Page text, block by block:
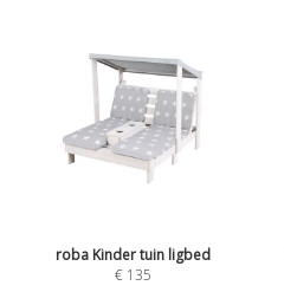
roba Kinder tuin ligbed
€ 135